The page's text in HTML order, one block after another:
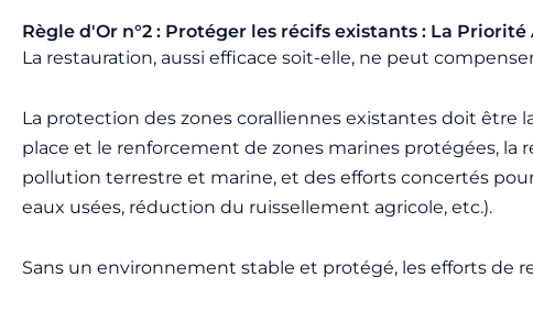
Règle d'Or n°2 : Protéger les récifs existants : La Priorité
La restauration, aussi efficace soit-elle, ne peut
La protection des zones coralliennes existantes doit être
place et le renforcement de zones marines protégées,
pollution terrestre et marine, et des efforts concertés
eaux usées, réduction du ruissellement agricole, etc.).
Sans un environnement stable et protégé, les efforts de